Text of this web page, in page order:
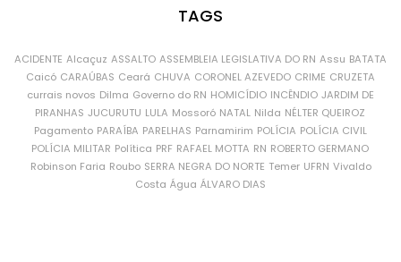
TAGS
ACIDENTE Alcaçuz ASSALTO ASSEMBLEIA LEGISLATIVA DO RN Assu BATATA
Caicó CARAÚBAS Ceará CHUVA CORONEL AZEVEDO CRIME CRUZETA
currais novos Dilma Governo do RN HOMICÍDIO INCÊNDIO JARDIM DE
PIRANHAS JUCURUTU LULA Mossoró NATAL Nilda NÉLTER QUEIROZ
Pagamento PARAÍBA PARELHAS Parnamirim POLÍCIA POLÍCIA CIVIL
POLÍCIA MILITAR Política PRF RAFAEL MOTTA RN ROBERTO GERMANO
Robinson Faria Roubo SERRA NEGRA DO NORTE Temer UFRN Vivaldo
Costa Água ÁLVARO DIAS